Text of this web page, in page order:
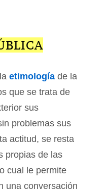
etimología de la
que se trata de
sus
problemas sus
actitud, se resta
propias de las
cual le permite
una conversación